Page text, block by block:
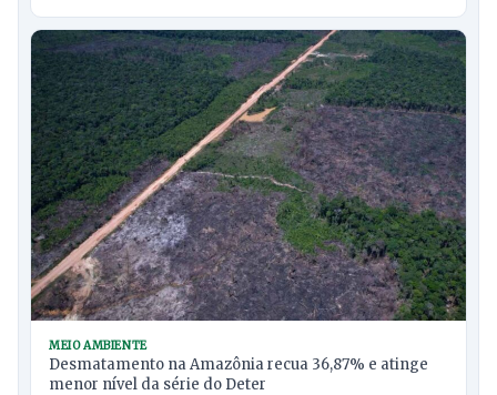
MEIO AMBIENTE
Desmatamento na Amazônia recua 36,87% e atinge
menor nível da série do Deter